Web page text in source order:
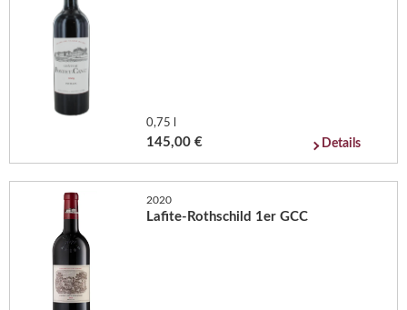
0,75 l
145,00 € Details
2020
Lafite-Rothschild 1er GCC